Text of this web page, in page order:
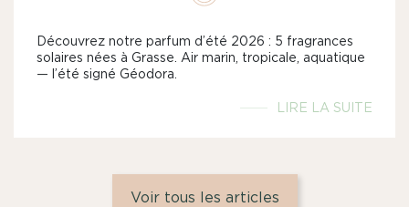
Découvrez notre parfum d’été 2026 : 5 fragrances
solaires nées à Grasse. Air marin, tropicale, aquatique
— l’été signé Géodora.
LIRE LA SUITE
Voir tous les articles